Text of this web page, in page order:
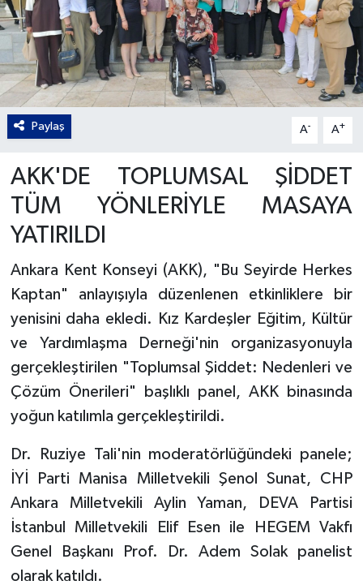
Paylaş A- A+
AKK'DE TOPLUMSAL ŞİDDET
TÜM YÖNLERİYLE MASAYA
YATIRILDI
Ankara Kent Konseyi (AKK), "Bu Seyirde Herkes
Kaptan" anlayışıyla düzenlenen etkinliklere bir
yenisini daha ekledi. Kız Kardeşler Eğitim, Kültür
ve Yardımlaşma Derneği'nin organizasyonuyla
gerçekleştirilen "Toplumsal Şiddet: Nedenleri ve
Çözüm Önerileri" başlıklı panel, AKK binasında
yoğun katılımla gerçekleştirildi.
Dr. Ruziye Tali'nin moderatörlüğündeki panele;
İYİ Parti Manisa Milletvekili Şenol Sunat, CHP
Ankara Milletvekili Aylin Yaman, DEVA Partisi
İstanbul Milletvekili Elif Esen ile HEGEM Vakfı
Genel Başkanı Prof. Dr. Adem Solak panelist
olarak katıldı.